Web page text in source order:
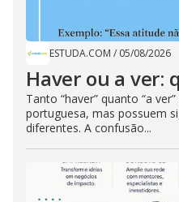
ESTUDA.COM / 05/08/2026
Haver ou a ver:
Tanto “haver” quanto “a
portuguesa, mas possuem
diferentes. A confusão...